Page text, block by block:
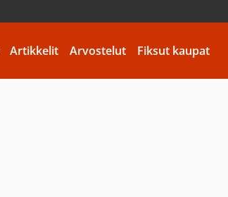
Artikkelit Arvostelut Fiksut kaupat